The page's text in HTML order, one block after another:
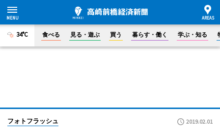
34°C 食べる 見る・遊ぶ 買う 暮らす・働く 学ぶ・知る
フォトフラッシュ 2019.02.01